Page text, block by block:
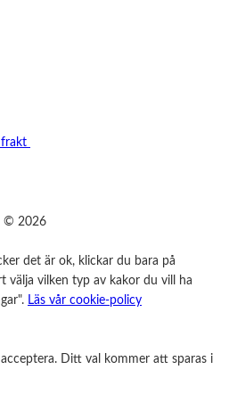
© 2026
det är ok, klickar du bara på
välja vilken typ av kakor du vill ha
Läs vår cookie-policy
Ditt val kommer att sparas i